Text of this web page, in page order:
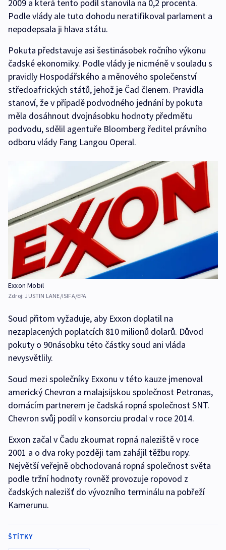
2009 a která tento podíl stanovila na 0,2 procenta.
Podle vlády ale tuto dohodu neratifikoval parlament a
nepodepsala ji hlava státu.
Pokuta představuje asi šestinásobek ročního výkonu
čadské ekonomiky. Podle vlády je nicméně v souladu s
pravidly Hospodářského a měnového společenství
středoafrických států, jehož je Čad členem. Pravidla
stanoví, že v případě podvodného jednání by pokuta
měla dosáhnout dvojnásobku hodnoty předmětu
podvodu, sdělil agentuře Bloomberg ředitel právního
odboru vlády Fang Langou Operal.
Exxon Mobil
Zdroj: JUSTIN LANE/ISIFA/EPA
Soud přitom vyžaduje, aby Exxon doplatil na
nezaplacených poplatcích 810 milionů dolarů. Důvod
pokuty o 90násobku této částky soud ani vláda
nevysvětlily.
Soud mezi společníky Exxonu v této kauze jmenoval
americký Chevron a malajsijskou společnost Petronas,
domácím partnerem je čadská ropná společnost SNT.
Chevron svůj podíl v konsorciu prodal v roce 2014.
Exxon začal v Čadu zkoumat ropná naleziště v roce
2001 a o dva roky později tam zahájil těžbu ropy.
Největší veřejně obchodovaná ropná společnost světa
podle tržní hodnoty rovněž provozuje ropovod z
čadských nalezišť do vývozního terminálu na pobřeží
Kamerunu.
ŠTÍTKY